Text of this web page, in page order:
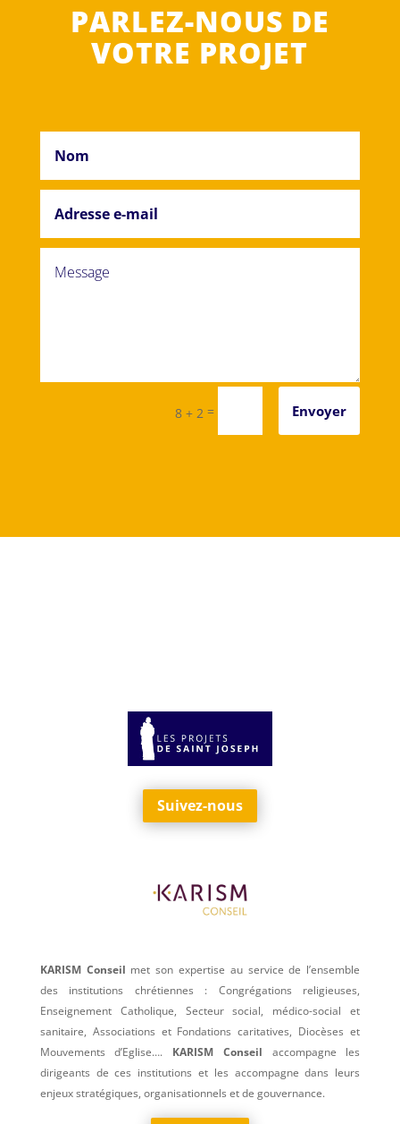
PARLEZ-NOUS DE
VOTRE PROJET
8 + 2 = Envoyer
Suivez-nous
KARISM Conseil met son expertise au service de l’ensemble
des institutions chrétiennes : Congrégations religieuses,
Enseignement Catholique, Secteur social, médico-social et
sanitaire, Associations et Fondations caritatives, Diocèses et
Mouvements d’Eglise…. KARISM Conseil accompagne les
dirigeants de ces institutions et les accompagne dans leurs
enjeux stratégiques, organisationnels et de gouvernance.